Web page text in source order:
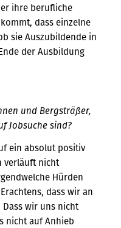
ihre berufliche
dass einzelne
sie Auszubildende in
der Ausbildung
und Bergsträßer,
Jobsuche sind?
ein absolut positiv
verläuft nicht
Hürden
dass wir an
wir uns nicht
nicht auf Anhieb